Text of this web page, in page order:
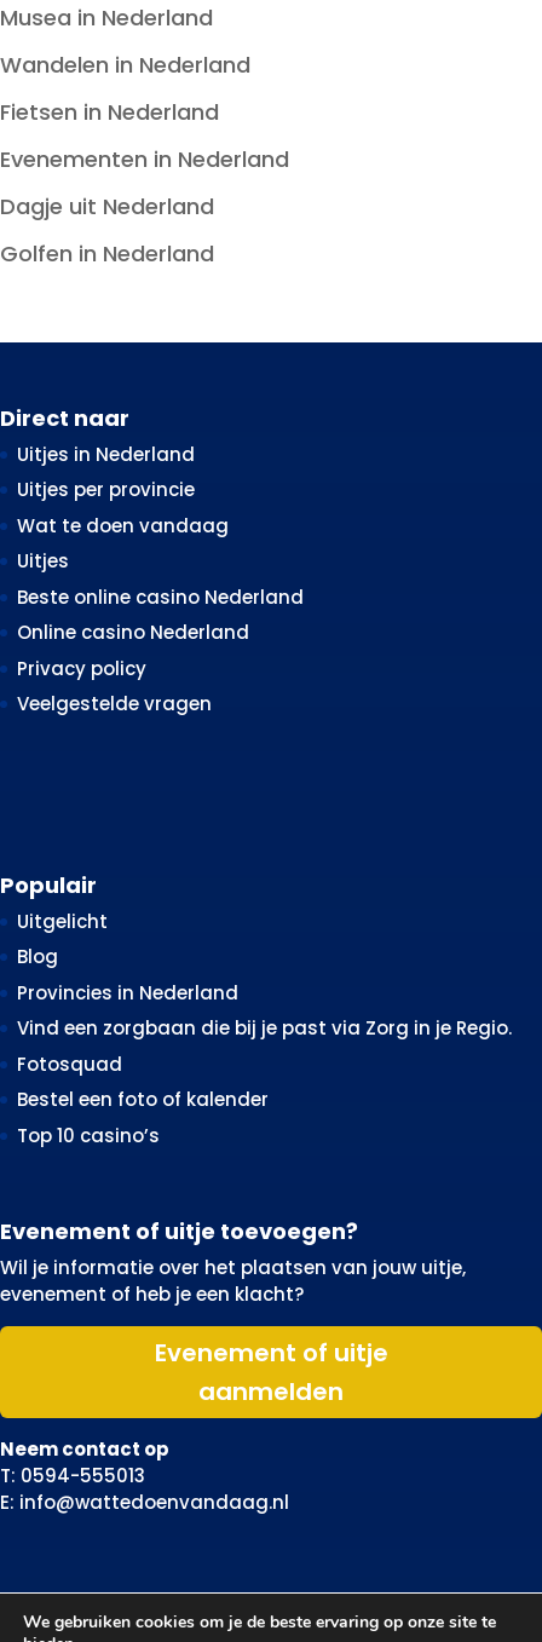
Musea in Nederland
Wandelen in Nederland
Fietsen in Nederland
Evenementen in Nederland
Dagje uit Nederland
Golfen in Nederland
Direct naar
Uitjes in Nederland
Uitjes per provincie
Wat te doen vandaag
Uitjes
Beste online casino Nederland
Online casino Nederland
Privacy policy
Veelgestelde vragen
Populair
Uitgelicht
Blog
Provincies in Nederland
Vind een zorgbaan die bij je past via Zorg in je Regio.
Fotosquad
Bestel een foto of kalender
Top 10 casino’s
Evenement of uitje toevoegen?
Wil je informatie over het plaatsen van jouw uitje,
evenement of heb je een klacht?
Evenement of uitje
aanmelden
Neem contact op
T: 0594-555013
E: info@wattedoenvandaag.nl
We gebruiken cookies om je de beste ervaring op onze site te